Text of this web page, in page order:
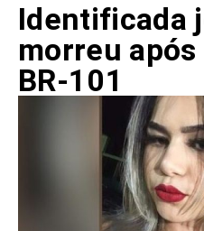
Identificada
morreu
BR-101